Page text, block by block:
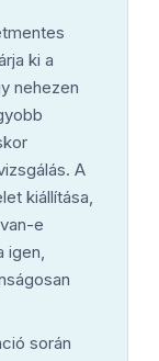
ki a
nehezen
A
kiállítása,
e
igen,
során